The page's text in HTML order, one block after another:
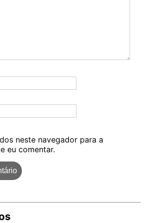
neste navegador para a
eu comentar.